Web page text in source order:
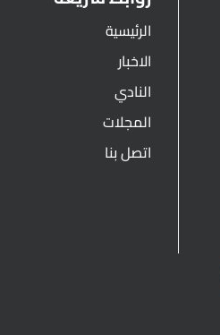
الرئيسية
الاخبار
النادي
المجلات
اتصل بنا